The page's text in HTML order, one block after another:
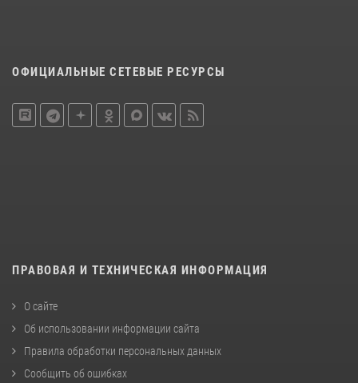
ОФИЦИАЛЬНЫЕ СЕТЕВЫЕ РЕСУРСЫ
ПРАВОВАЯ И ТЕХНИЧЕСКАЯ ИНФОРМАЦИЯ
О сайте
Об использовании информации сайта
Правила обработки персональных данных
Сообщить об ошибках